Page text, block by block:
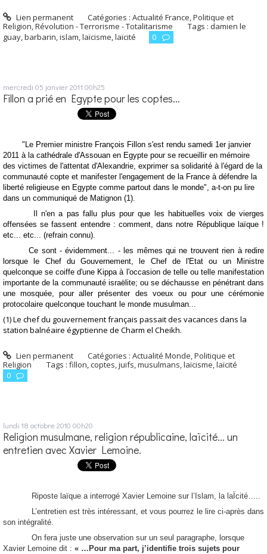
Lien permanent Catégories :Actualité France,Politique et
Religion,Révolution - Terrorisme - Totalitarisme Tags : damien le
guay,barbarin,islam,laïcisme,laïcité 0
mercredi 05 janvier 2011 00h25
Fillon a prié en Egypte pour les coptes...
"Le Premier ministre François Fillon s'est rendu samedi 1er janvier
2011 à la cathédrale d'Assouan en Egypte pour se recueillir en mémoire
des victimes de l'attentat d'Alexandrie, exprimer sa solidarité à l'égard de la
communauté copte et manifester l'engagement de la France à défendre la
liberté religieuse en Egypte comme partout dans le monde", a-t-on pu lire
dans un communiqué de Matignon (1).
Il n'en a pas fallu plus pour que les habituelles voix de vierges
offensées se fassent entendre : comment, dans notre République laïque !
etc... etc... (refrain connu).
Ce sont - évidemment... - les mêmes qui ne trouvent rien à redire
lorsque le Chef du Gouvernement, le Chef de l'Etat ou un Ministre
quelconque se coiffe d'une Kippa à l'occasion de telle ou telle manifestation
importante de la communauté israëlite; ou se déchausse en pénétrant dans
une mosquée, pour aller présenter des voeux ou pour une cérémonie
protocolaire quelconque touchant le monde musulman...
(1) Le chef du gouvernement français passait des vacances dans la
station balnéaire égyptienne de Charm el Cheikh.
Lien permanent Catégories :Actualité Monde,Politique et
Religion
Tags : fillon,coptes,juifs,musulmans,laïcisme,laïcité
0
lundi 18 octobre 2010 00h20
Religion musulmane, religion républicaine, laïcité... un
entretien avec Xavier Lemoine.
Riposte laïque a interrogé Xavier Lemoine sur l’Islam, la laÏcité…..
L’entretien est très intéressant, et vous pourrez le lire ci-après dans
son intégralité.
On fera juste une observation sur un seul paragraphe, lorsque
Xavier Lemoine dit : « …Pour ma part, j’identifie trois sujets pour